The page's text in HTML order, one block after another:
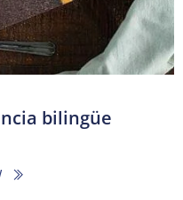
bilingüe